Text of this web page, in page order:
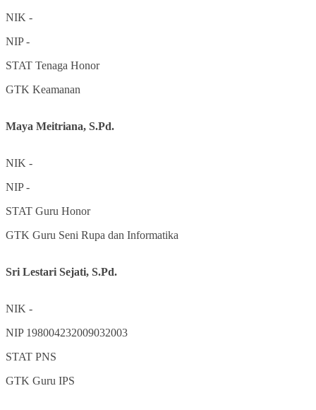
NIK -
NIP-
STAT Tenaga Honor
GTK Keamanan
Maya Meitriana, S.Pd.
NIK -
NIP-
STAT Guru Honor
GTK Guru Seni Rupa dan Informatika
Sri Lestari Sejati, S.Pd.
NIK -
NIP 198004232009032003
STAT PNS
GTK Guru IPS